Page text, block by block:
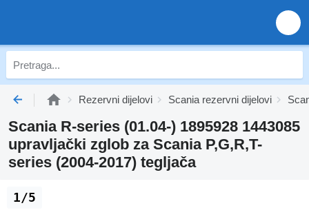
Rezervni dijelovi Scania rezervni dijelovi
Scania R-series (01.04-) 1895928 1443085
upravljački zglob za Scania P,G,R,T-
series (2004-2017) tegljača
1/5